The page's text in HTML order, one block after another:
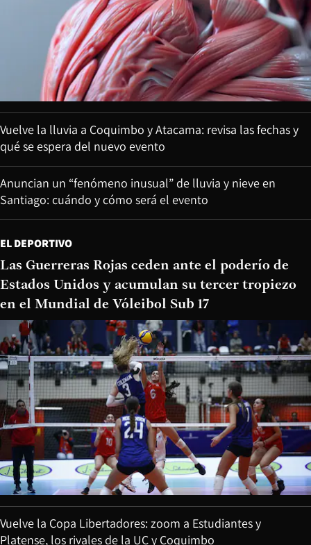
Vuelve la lluvia a Coquimbo y Atacama: revisa las fechas y
qué se espera del nuevo evento
Anuncian un “fenómeno inusual” de lluvia y nieve en
Santiago: cuándo y cómo será el evento
EL DEPORTIVO
Las Guerreras Rojas ceden ante el poderío de
Estados Unidos y acumulan su tercer tropiezo
en el Mundial de Vóleibol Sub 17
Vuelve la Copa Libertadores: zoom a Estudiantes y
Platense, los rivales de la UC y Coquimbo